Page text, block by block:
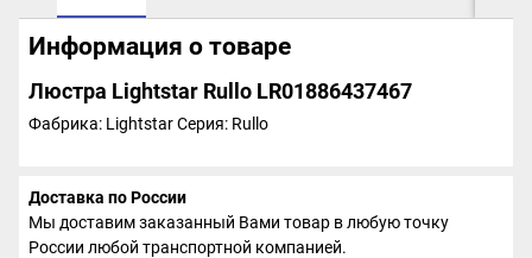
Информация о товаре
Люстра Lightstar Rullo LR01886437467
Фабрика: LightstarСерия: Rullo
Доставка по России
Мы доставим заказанный Вами товар в любую точку
России любой транспортной компанией.